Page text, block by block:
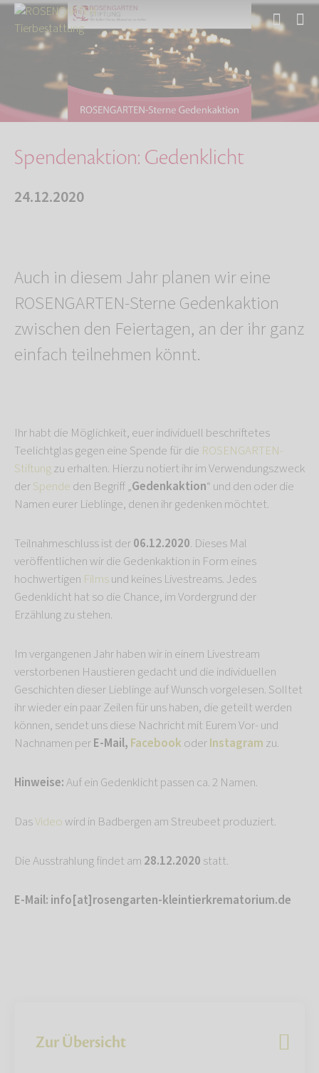
Start Über uns Aktuelles Spendenaktion: Gedenklicht
Spendenaktion: Gedenklicht
24.12.2020
Auch in diesem Jahr planen wir eine
ROSENGARTEN-Sterne Gedenkaktion
zwischen den Feiertagen, an der ihr ganz
einfach teilnehmen könnt.
Ihr habt die Möglichkeit, euer individuell beschriftetes
Teelichtglas gegen eine Spende für die ROSENGARTEN-
Stiftungzu erhalten. Hierzu notiert ihr im Verwendungszweck
derSpende den Begriff „Gedenkaktion“ und den oder die
Namen eurer Lieblinge, denen ihr gedenken möchtet.
Teilnahmeschluss ist der06.12.2020. Dieses Mal
veröffentlichen wir die Gedenkaktion in Form eines
hochwertigen Filmsund keines Livestreams. Jedes
Gedenklicht hat so die Chance, im Vordergrund der
Erzählung zu stehen.
Im vergangenen Jahr haben wir in einem Livestream
verstorbenen Haustieren gedacht und die individuellen
Geschichten dieser Lieblinge auf Wunsch vorgelesen. Solltet
ihr wieder ein paar Zeilen für uns haben, die geteilt werden
können, sendet uns diese Nachricht mit Eurem Vor- und
Nachnamen perE-Mail, Facebook oderInstagram zu.
Hinweise:Auf ein Gedenklicht passen ca. 2 Namen.
DasVideowird in Badbergen am Streubeet produziert.
Die Ausstrahlung findet am 28.12.2020 statt.
E-Mail: info[at]rosengarten-kleintierkrematorium.de
Zur Übersicht